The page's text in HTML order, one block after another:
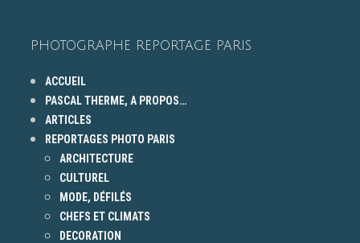
PHOTOGRAPHE REPORTAGE PARIS
ACCUEIL
PASCAL THERME, A PROPOS…
ARTICLES
REPORTAGES PHOTO PARIS
ARCHITECTURE
CULTUREL
MODE, DÉFILÉS
CHEFS ET CLIMATS
DECORATION